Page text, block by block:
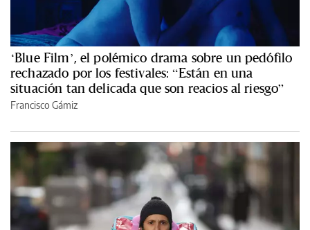
‘Blue Film’, el polémico drama sobre un pedófilo
rechazado por los festivales: “Están en una
situación tan delicada que son reacios al riesgo”
Francisco Gámiz